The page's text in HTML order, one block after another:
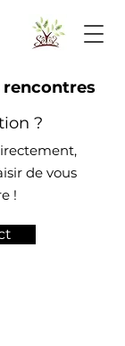
rencontres
de vous
!
?